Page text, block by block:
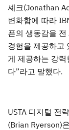
셰크(Jonathan
변화함에 따라
픈의 생동감을
경험을 제공하고
게 제공하는 강
다”라고 말했다.
USTA 디지털 전
(Brian Ryerson)